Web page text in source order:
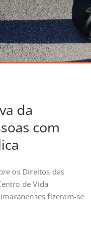
da
com
os Direitos das
de Vida
fizeram-se